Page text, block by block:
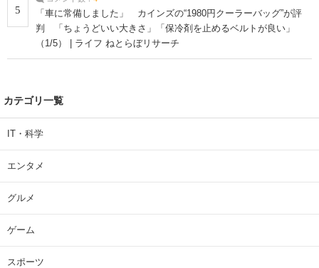
5
「車に常備しました」 カインズの“1980円クーラーバッグ”が評
判 「ちょうどいい大きさ」「保冷剤を止めるベルトが良い」
（1/5） | ライフ ねとらぼリサーチ
カテゴリ一覧
IT・科学
エンタメ
グルメ
ゲーム
スポーツ